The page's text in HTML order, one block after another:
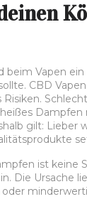
beim Vapen ein
CBD
Risiken.
Dampfen
gilt: Lieber
ist keine
Die Ursache